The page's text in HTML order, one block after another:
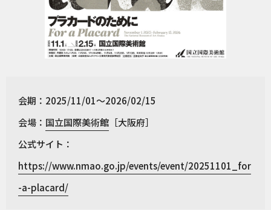
会期：2025/11/01～2026/02/15
会場： 国立国際美術館 ［大阪府］
公式サイト：
https://www.nmao.go.jp/events/event/20251101_for
-a-placard/